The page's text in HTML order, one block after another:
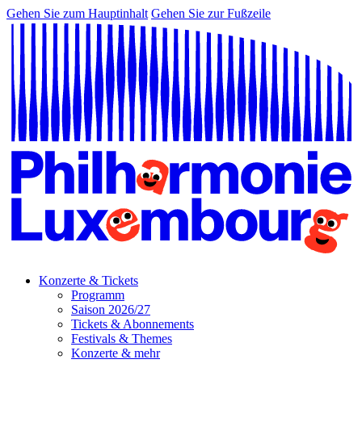
Gehen Sie zum Hauptinhalt Gehen Sie zur Fußzeile
Konzerte & Tickets
Programm
Saison 2026/27
Tickets & Abonnements
Festivals & Themes
Konzerte & mehr